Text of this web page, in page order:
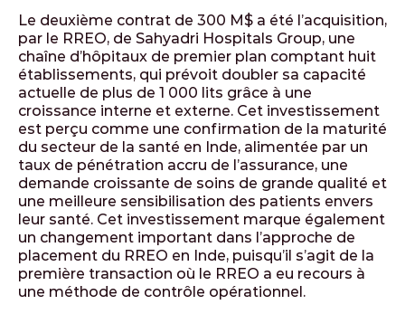
Le deuxième contrat de 300 M$ a été l’acquisition,
par le RREO, de Sahyadri Hospitals Group, une
chaîne d’hôpitaux de premier plan comptant huit
établissements, qui prévoit doubler sa capacité
actuelle de plus de 1 000 lits grâce à une
croissance interne et externe. Cet investissement
est perçu comme une confirmation de la maturité
du secteur de la santé en Inde, alimentée par un
taux de pénétration accru de l’assurance, une
demande croissante de soins de grande qualité et
une meilleure sensibilisation des patients envers
leur santé. Cet investissement marque également
un changement important dans l’approche de
placement du RREO en Inde, puisqu’il s’agit de la
première transaction où le RREO a eu recours à
une méthode de contrôle opérationnel.